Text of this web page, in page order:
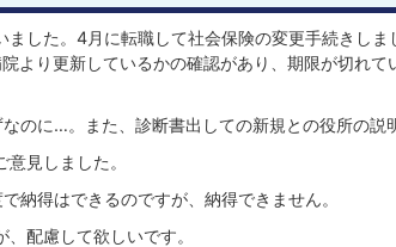
した。4月に転職して社会保険の変更手続きしま
より更新しているかの確認があり、期限が切れて
のに…。また、診断書出しての新規との役所の説
見しました。
納得はできるのですが、納得できません。
配慮して欲しいです。